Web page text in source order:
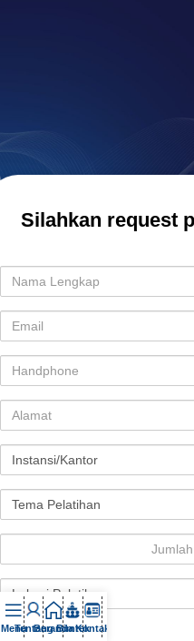
Silahkan request
MenuTentangBerandaBimtekKontak